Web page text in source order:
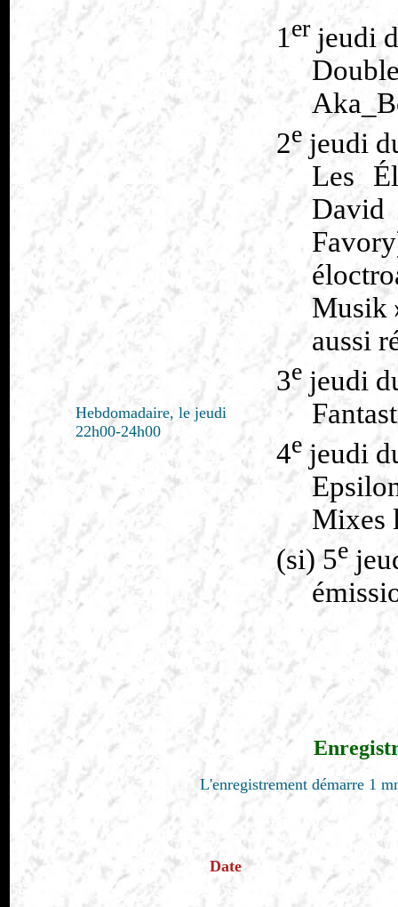
1er jeudi
2e jeudi
Les
Musik
aussi
3e jeudi
4e jeudi
Mixes
(si) 5e
Hebdomadaire, le jeudi
22h00-24h00
L'enregistrement démarre 1
Date